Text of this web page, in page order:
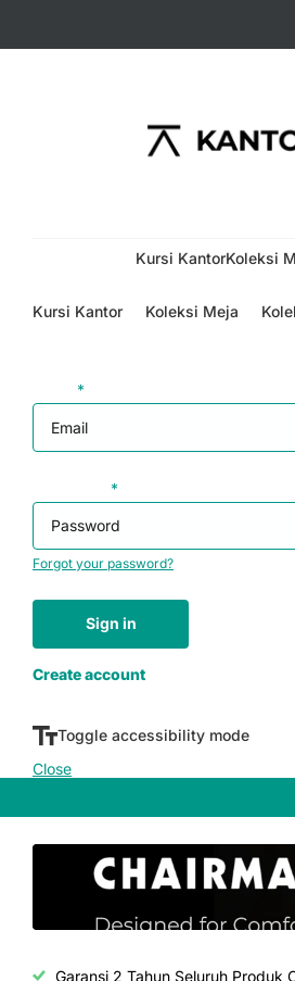
Kursi KantorKoleksi
Kursi Kantor Koleksi Meja
*
*
Forgot your password?
Sign in
Create account
Toggle accessibility mode
Close
Garansi 2 Tahun Seluruh Produk